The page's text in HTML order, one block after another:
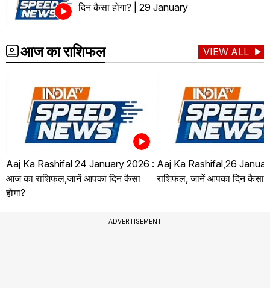
दिन कैसा होगा? | 29 January
आज का राशिफल VIEW ALL
Aaj Ka Rashifal 24 January 2026 :
आज का राशिफल,जानें आपका दिन कैसा
होगा?
Aaj Ka Rashifal,26
राशिफल, जानें आपका दिन कैसा
ADVERTISEMENT